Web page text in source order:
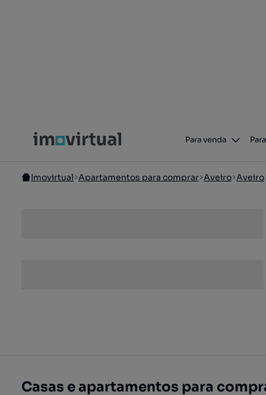
Para venda
Imovirtual Apartamentos para comprar Aveiro Aveiro
Casas e apartamentos para